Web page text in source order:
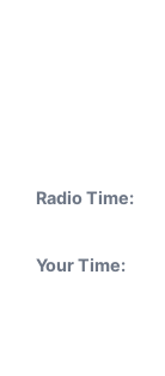
Radio Time:
Your Time: